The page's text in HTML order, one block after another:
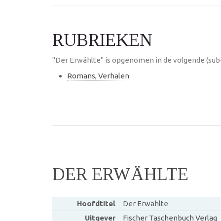
RUBRIEKEN
"Der Erwählte" is opgenomen in de volgende
Romans, Verhalen
DER ERWÄHLTE
Hoofdtitel
Der Erwählte
Uitgever
Fischer Taschenbuch Verlag